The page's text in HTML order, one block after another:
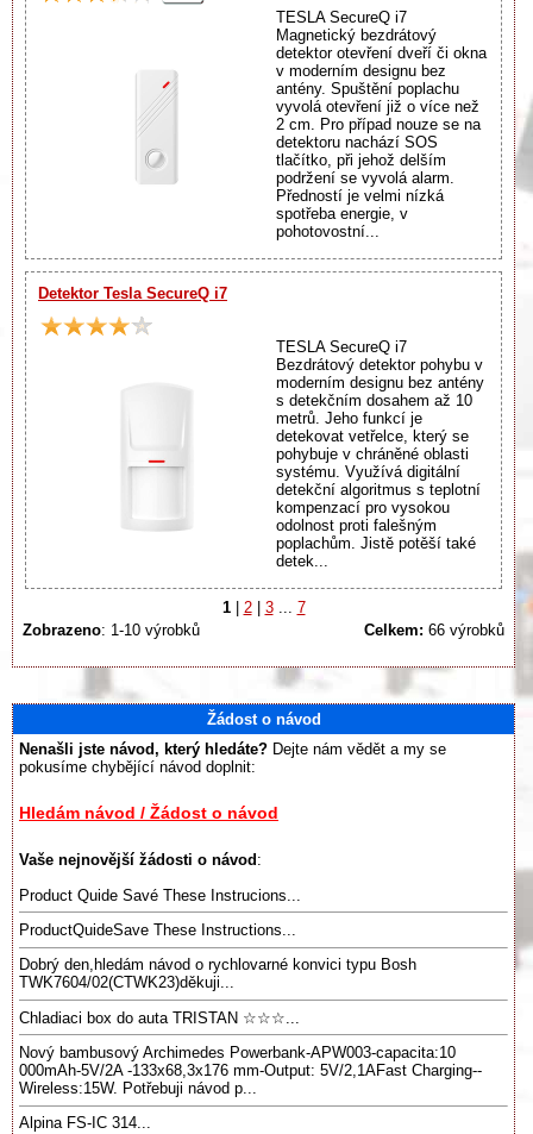
TESLA SecureQ i7
Magnetický bezdrátový
detektor otevření dveří či okna
v moderním designu bez
antény. Spuštění poplachu
vyvolá otevření již o více než
2 cm. Pro případ nouze se na
detektoru nachází SOS
tlačítko, při jehož delším
podržení se vyvolá alarm.
Předností je velmi nízká
spotřeba energie, v
pohotovostní...
Detektor Tesla SecureQ i7
TESLA SecureQ i7
Bezdrátový detektor pohybu v
moderním designu bez antény
s detekčním dosahem až 10
metrů. Jeho funkcí je
detekovat vetřelce, který se
pohybuje v chráněné oblasti
systému. Využívá digitální
detekční algoritmus s teplotní
kompenzací pro vysokou
odolnost proti falešným
poplachům. Jistě potěší také
detek...
1 | 2 | 3
7
Zobrazeno: 1-10 výrobků Celkem: 66 výrobků
Žádost o návod
Nenašli jste návod, který hledáte? Dejte nám vědět a my se
pokusíme chybějící návod doplnit:
Hledám návod / Žádost o návod
Vaše nejnovější žádosti o návod :
Product Quide Savé These Instrucions...
ProductQuideSave These Instructions...
Dobrý den,hledám návod o rychlovarné konvici typu Bosh
TWK7604/02(CTWK23)děkuji...
Chladiaci box do auta TRISTAN ☆☆☆...
Nový bambusový Archimedes Powerbank-APW003-capacita:10
000mAh-5V/2A -133x68,3x176 mm-Output: 5V/2,1AFast Charging--
Wireless:15W. Potřebuji návod p...
Alpina FS-IC 314...